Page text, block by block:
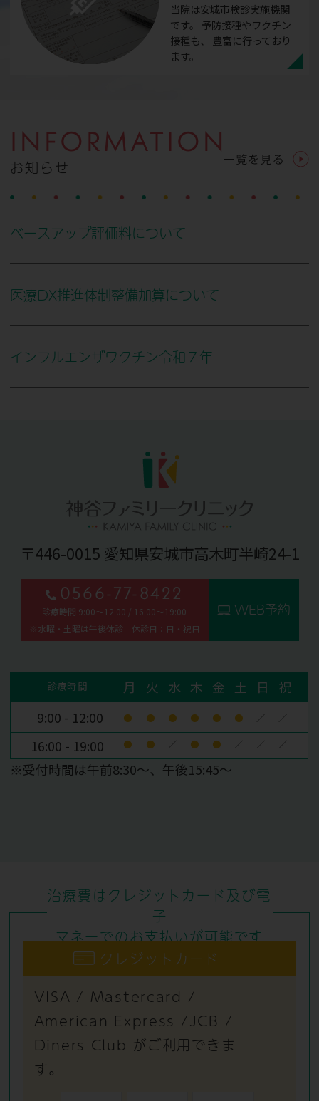
当院は安城市検診実施機関
です。
予防接種やワクチン
接種も、
豊富に行っており
ます。
INFORMATION
お知らせ
ベースアップ評価料について
医療DX推進体制整備加算について
インフルエンザワクチン令和７年
〒446-0015 愛知県安城市高木町半崎24-1
0566-77-8422
診療時間 9:00～12:00 / 16:00～19:00
※水曜・土曜は午後休診 休診日：日・祝日
WEB予約
診療時間 月 火 水 木 金 土 日
祝
9:00 - 12:00
● ● ● ● ● ●
16:00 - 19:00 ● ● ● ●
※受付時間は午前8:30～、午後15:45～
治療費はクレジットカード及び電
子
マネーでのお支払いが可能です
クレジットカード
VISA / Mastercard /
American Express /JCB /
Diners Club がご利用できま
す。